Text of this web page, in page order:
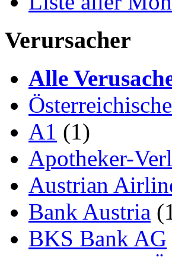
Verursacher
Alle
A1 (1)
Apotheker-
Austrian
Bank Austria
BKS Bank AG